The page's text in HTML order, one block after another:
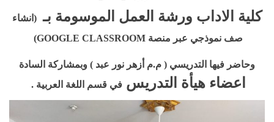
كلية الاداب ورشة العمل الموسومة بـ (انشاء
صف نموذجي عبر منصة GOOGLE CLASSROOM)
وحاضر فيها التدريسي ( م.م أزهر نور عبد ) وبمشاركة السادة
اعضاء هيأة التدريس في قسم اللغة العربية .